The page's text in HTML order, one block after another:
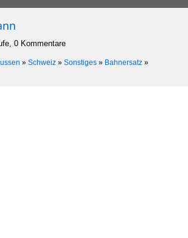
0 Kommentare
» Schweiz » Sonstiges » Bahnersatz »